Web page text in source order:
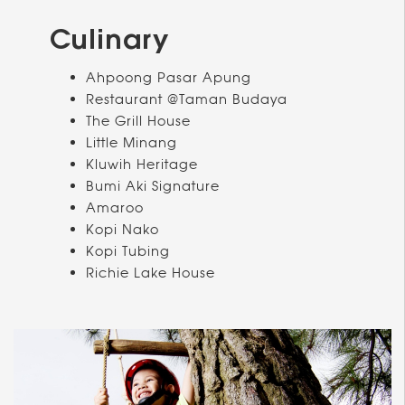
Culinary
Ahpoong Pasar Apung
Restaurant @Taman Budaya
The Grill House
Little Minang
Kluwih Heritage
Bumi Aki Signature
Amaroo
Kopi Nako
Kopi Tubing
Richie Lake House